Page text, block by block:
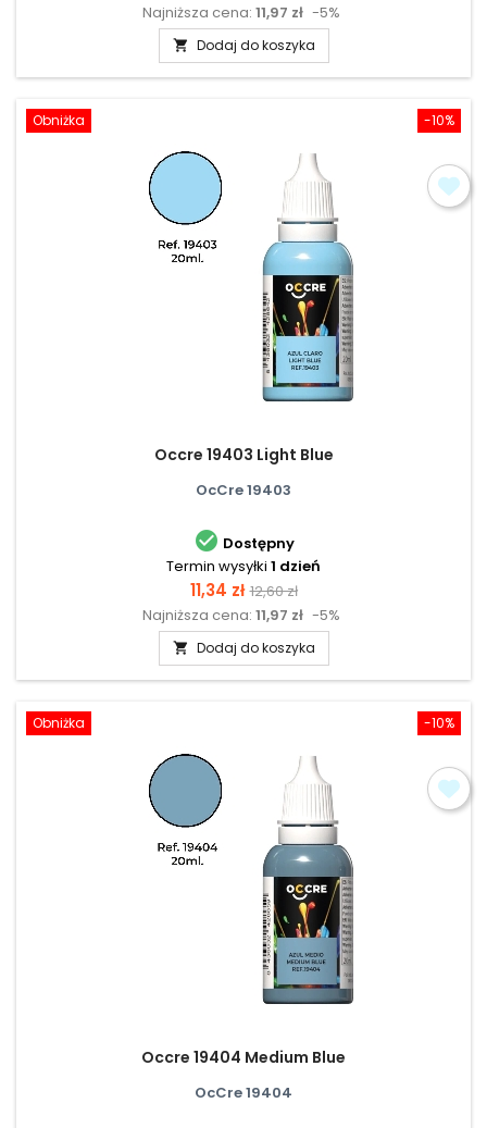
podstawowa
Najniższa cena: 11,97 zł -5%
 Dodaj do koszyka
-10%
Obniżka
Occre 19403 Light Blue
OcCre 19403
 Dostępny
Termin wysyłki 1 dzień
Cena
11,34 zł Cena
podstawowa
12,60 zł
Najniższa cena: 11,97 zł -5%
 Dodaj do koszyka
-10%
Obniżka
Occre 19404 Medium Blue
OcCre 19404